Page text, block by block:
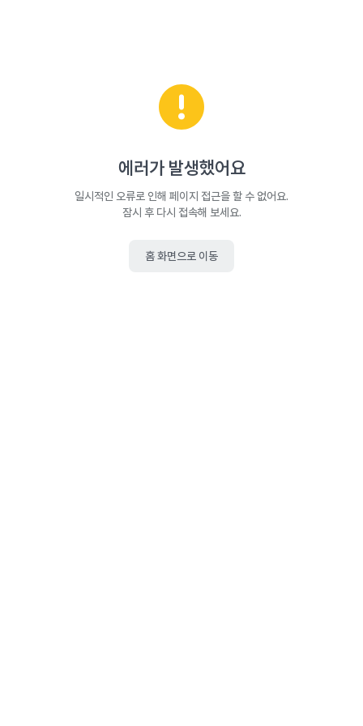
에러가 발생했어요
일시적인 오류로 인해 페이지 접근을 할 수 없어요.
잠시 후 다시 접속해 보세요.
홈 화면으로 이동